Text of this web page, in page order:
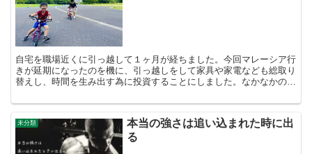
自宅を職場近くに引っ越して１ヶ月が経ちました。今回マレーシア行
きが延期になったのを機に、引っ越しをして家具や家電なども総取り
替えし、時間を生み出す為に投資することにしました。なかなかの出
未分類
本当の強さは追い込まれた時に出
る